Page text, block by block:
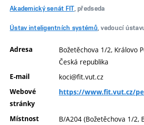
Akademický senát FIT, předseda
Ústav inteligentních systémů , vedoucí
Adresa
Božetěchova 1/2, Královo
Česká republika
E-mail koci@fit.vut.cz
Webové
stránky
https://www.fit.vut.cz/
Místnost B/A204 (Božetěchova 1/2,